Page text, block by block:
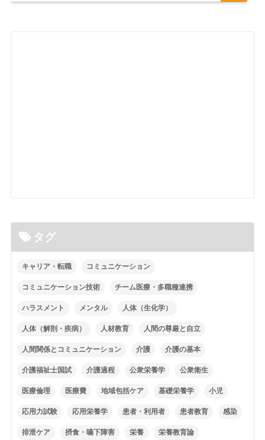
タグ
キャリア・転職 コミュニケーション
コミュニケーション技術 チーム医療・多職種連携
ハラスメント メンタル 人体（生化学）
人体（解剖・疾病） 人材教育 人間の尊厳と自立
人間関係とコミュニケーション 介護 介護の基本
介護福祉士国試 介護過程 公衆栄養学 公衆衛生
医療倫理 医療費 地域包括ケア 基礎栄養学 小児
応用力試験 応用栄養学 患者・利用者 患者教育 感染
排泄ケア 摂食・嚥下障害 栄養 栄養教育論